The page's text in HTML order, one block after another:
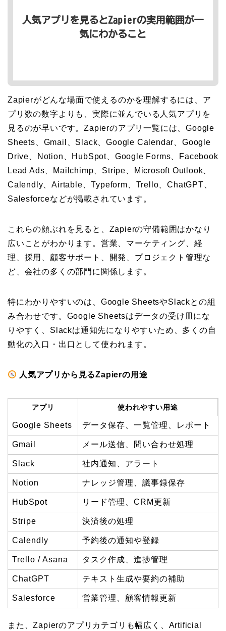
Zapierがどんな場面で使えるのかを理解するには、ア
プリ数の数字よりも、実際に並んでいる人気アプリを
見るのが早いです。Zapierのアプリ一覧には、Google
Sheets、Gmail、Slack、Google Calendar、Google
Drive、Notion、HubSpot、Google Forms、Facebook
Lead Ads、Mailchimp、Stripe、Microsoft Outlook、
Calendly、Airtable、Typeform、Trello、ChatGPT、
Salesforceなどが掲載されています。
これらの顔ぶれを見ると、Zapierの守備範囲はかなり
広いことがわかります。営業、マーケティング、経
理、採用、顧客サポート、開発、プロジェクト管理な
ど、会社の多くの部門に関係します。
特にわかりやすいのは、Google SheetsやSlackとの組
み合わせです。Google Sheetsはデータの受け皿にな
りやすく、Slackは通知先になりやすいため、多くの自
動化の入口・出口として使われます。
人気アプリから見るZapierの用途
アプリ 使われやすい用途
Google Sheets データ保存、一覧管理、レポート
Gmail メール送信、問い合わせ処理
Slack 社内通知、アラート
Notion ナレッジ管理、議事録保存
HubSpot リード管理、CRM更新
Stripe 決済後の処理
Calendly 予約後の通知や登録
Trello / Asana タスク作成、進捗管理
ChatGPT テキスト生成や要約の補助
Salesforce 営業管理、顧客情報更新
また、Zapierのアプリカテゴリも幅広く、Artificial